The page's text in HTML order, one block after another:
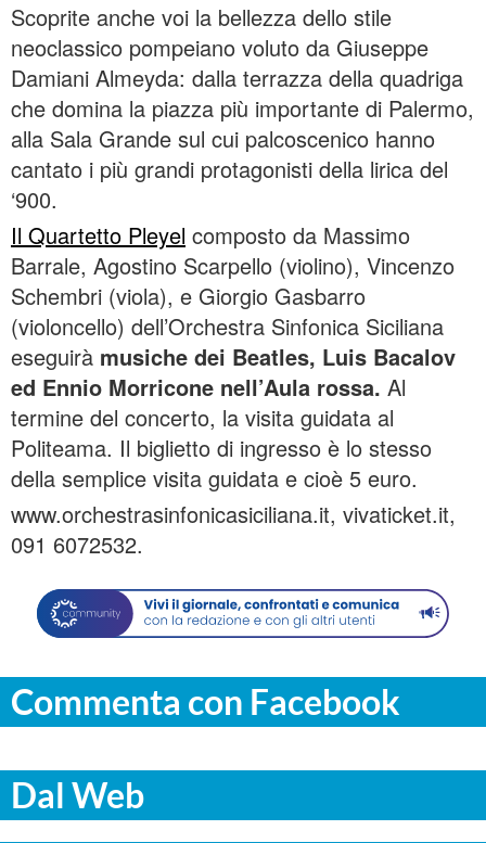
Scoprite anche voi la bellezza dello stile
neoclassico pompeiano voluto da Giuseppe
Damiani Almeyda: dalla terrazza della quadriga
che domina la piazza più importante di Palermo,
alla Sala Grande sul cui palcoscenico hanno
cantato i più grandi protagonisti della lirica del
‘900.
Il Quartetto Pleyel composto da Massimo
Barrale, Agostino Scarpello (violino), Vincenzo
Schembri (viola), e Giorgio Gasbarro
(violoncello) dell’Orchestra Sinfonica Siciliana
eseguirà musiche dei Beatles, Luis Bacalov
ed Ennio Morricone nell’Aula rossa. Al
termine del concerto, la visita guidata al
Politeama. Il biglietto di ingresso è lo stesso
della semplice visita guidata e cioè 5 euro.
www.orchestrasinfonicasiciliana.it, vivaticket.it,
091 6072532.
Commenta con Facebook
Dal Web